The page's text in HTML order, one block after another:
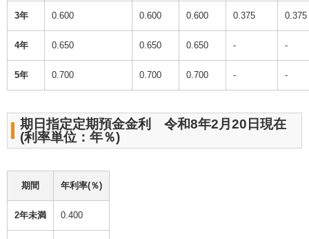
3年 0.600 0.600 0.600 0.375 0.375
4年 0.650 0.650 0.650 - -
5年 0.700 0.700 0.700 - -
期日指定定期預金金利 令和8年2月20日現在
(利率単位：年％)
期間 年利率(％)
2年未満 0.400